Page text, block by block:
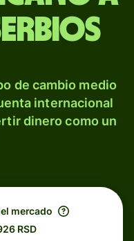
de cambio medio
internacional
dinero como un
mercado
RSD